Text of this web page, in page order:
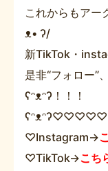
これからもアー
ᴥ• ʔ/
新TikTok・
是非“フォロー”
ʕᵔᴥᵔʔ！！！
ʕᵔᴥᵔʔ
♡Instagram→
♡TikTok→こち